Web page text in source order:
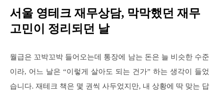
서울 영테크 재무상담, 막막했던 재무
고민이 정리되던 날
월급은 꼬박꼬박 들어오는데 통장에 남는 돈은 늘 비슷한 수준
이라, 어느 날은 “이렇게 살아도 되는 건가” 하는 생각이 들었
습니다. 재테크 책은 몇 권씩 사두었지만, 내 상황에 딱 맞는 답